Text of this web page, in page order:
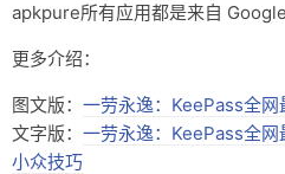
apkpure所有应用都是来自 Google
更多介绍：
图文版： 一劳永逸：KeePass全网
文字版： 一劳永逸：KeePass全网
小众技巧